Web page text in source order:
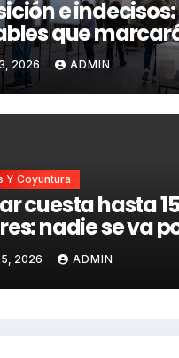
e
que
en San Luis
2026 ADMIN
Y Coyuntura
cuesta hasta
nadie se va
2026 ADMIN